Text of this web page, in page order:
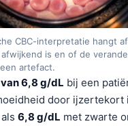
CBC-interpretatie hangt
is en of de
artefact.
6,8 g/dL bij een
door ijzertekort
6,8 g/dL met zwarte